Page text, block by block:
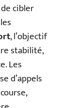
cibler
, l’objectif
stabilité,
Les
d’appels